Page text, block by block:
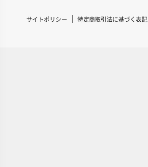
サイトポリシー 特定商取引法に基づく表記